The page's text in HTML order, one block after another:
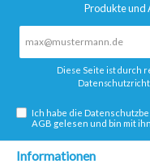
Produkte und
Diese Seite ist durch
Ich habe die
AGB gelesen und bin mit
Informationen